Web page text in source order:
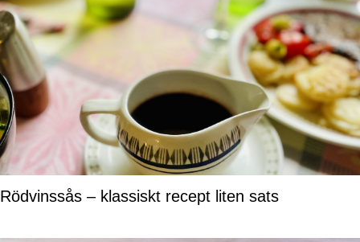
Rödvinssås – klassiskt recept liten sats